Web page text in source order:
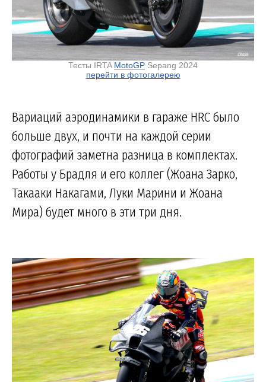
Тесты IRTA MotoGP Sepang 2024
перейти в фотогалерею
Вариаций аэродинамики в гараже HRC было
больше двух, и почти на каждой серии
фотографий заметна разница в комплектах.
Работы у Брадля и его коллег (Жоана Зарко,
Такааки Накагами, Луки Марини и Жоана
Мира) будет много в эти три дня.